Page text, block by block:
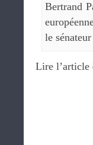
Bertrand
le
Lire l’article